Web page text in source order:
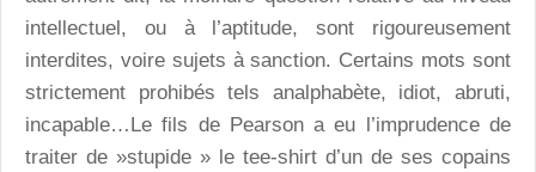
intellectuel, ou à l’aptitude, sont rigoureusement
interdites, voire sujets à sanction. Certains mots sont
strictement prohibés tels analphabète, idiot, abruti,
incapable…Le fils de Pearson a eu l’imprudence de
traiter de »stupide » le tee-shirt d’un de ses copains